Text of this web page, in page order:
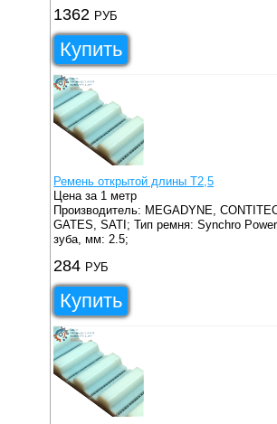
1362 РУБ
Купить
Ремень открытой длины T2,5
Цена за 1 метр
Производитель: MEGADYNE,
GATES, SATI; Тип ремня: Synchro
зуба, мм: 2.5;
284 РУБ
Купить